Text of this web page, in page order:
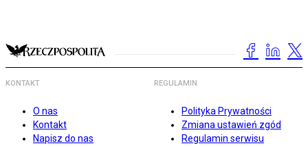
KONTAKT
O nas
Kontakt
Napisz do nas
REGULAMIN
Polityka Prywatności
Zmiana ustawień zgód
Regulamin serwisu